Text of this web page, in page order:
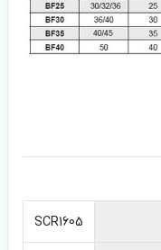
SCR1605